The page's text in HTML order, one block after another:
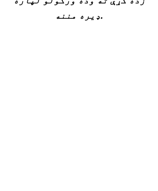
ډیره مننه.